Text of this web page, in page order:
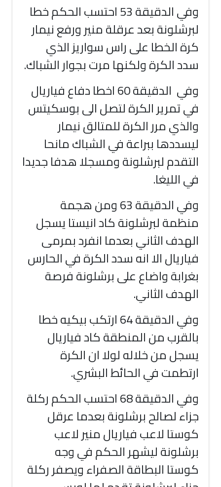
وفي الدقيقة 53 احتسب الحكم خطا
لبرشلونة بعد عرقلة منير ورفع نيمار
كرة الخطا على راس سواريز الذي
سدد الكرة ولكنها مرت بجوار الشباك.
وفي الدقيقة 60 اخطا دفاع فياريال
في تمرير الكرة لتصل الى بوسكيتس
والذي مرر الكرة للمتالق نيمار
ليسددها ببراعة في الشباك مانحا
التقدم لبرشلونة ومسجلا هدفا جديدا
في الليغا.
وفي الدقيقة 63 ومن هجمة
منظمة لبرشلونة كاد انيستا يسجل
الهدف الثاني بعدما انفرد بمرمى
فياريال الا انه سدد الكرة في الحارس
بغرابة واضاع على برشلونة فرصة
الهدف الثاني.
وفي الدقيقة 64 ارتكب بيكيه خطا
بالقرب من المنطقة كاد فياريال
يسجل من خلاله لولا ان الكرة
ارتطمت في الحائط البشري.
وفي الدقيقة 68 احتسب الحكم ركلة
جزاء لصالح برشلونة بعدما عرقل
كوستا لاعب فياريال منير لاعب
برشلونة ليشهر الحكم في وجه
كوستا البطاقة الصفراء ويصفر ركلة